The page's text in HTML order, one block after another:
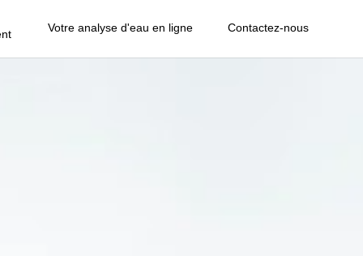
Votre analyse d'eau en ligne Contactez-nous